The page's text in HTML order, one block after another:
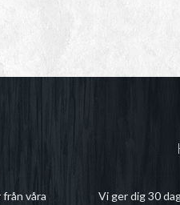
våra
Vi ger dig 30